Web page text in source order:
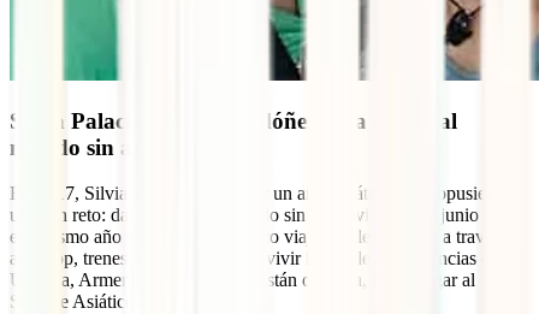
Silvia Palacio y Jonás Ordóñez, una vuelta al
mundo sin aviones
En 2017, Silvia y Jonás, tras pedir un año sabático, se propusieron
un gran reto: dar la vuelta al mundo sin usar aviones. En junio de
ese mismo año empezaron un épico viaje que les llevaría a través de
autostop, trenes, buses y barcos a vivir increíbles experiencias entre
Ucrania, Armenia, Irán, Turkmenistán o China, hasta llegar al
Sudeste Asiático.